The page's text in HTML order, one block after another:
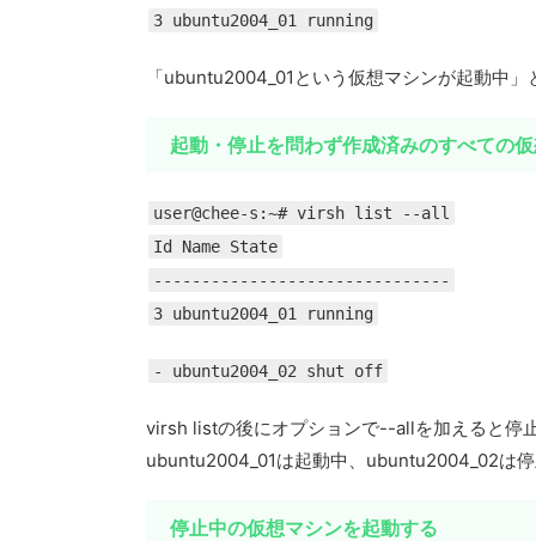
3 ubuntu2004_01 running
「ubuntu2004_01という仮想マシンが起動中
起動・停止を問わず作成済みのすべての
user@chee-s:~# virsh list --all
Id Name State
-------------------------------
3 ubuntu2004_01 running
- ubuntu2004_02 shut off
virsh listの後にオプションで--allを加えると停
ubuntu2004_01は起動中、ubuntu2004_02は
停止中の仮想マシンを起動する